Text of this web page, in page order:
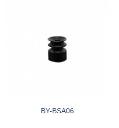
BY-BSA06